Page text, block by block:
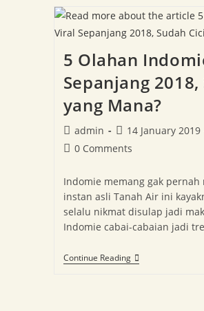
5 Olahan
Sepanjang
yang Mana?
admin 14 January 2019
0 Comments
Indomie memang gak
instan asli Tanah Air ini
selalu nikmat disulap jadi
Indomie cabai-cabaian jadi
Continue Reading